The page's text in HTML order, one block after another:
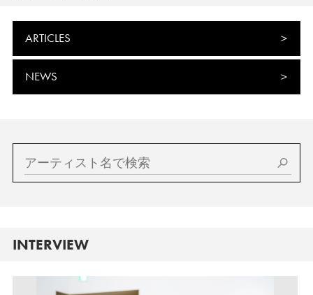
ARTICLES
NEWS
INTERVIEW